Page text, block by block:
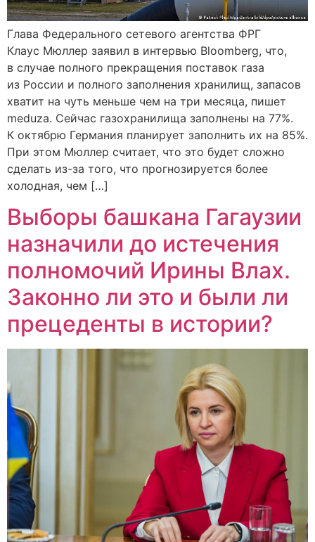
Глава Федерального сетевого агентства ФРГ
Клаус Мюллер заявил в интервью Bloomberg, что,
в случае полного прекращения поставок газа
из России и полного заполнения хранилищ, запасов
хватит на чуть меньше чем на три месяца, пишет
meduza. Сейчас газохранилища заполнены на 77%.
К октябрю Германия планирует заполнить их на 85%.
При этом Мюллер считает, что это будет сложно
сделать из-за того, что прогнозируется более
холодная, чем […]
Выборы башкана Гагаузии
назначили до истечения
полномочий Ирины Влах.
Законно ли это и были ли
прецеденты в истории?